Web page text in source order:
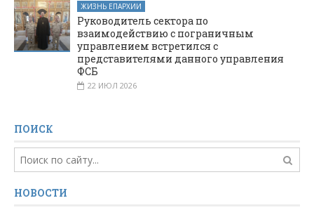
ЖИЗНЬ ЕПАРХИИ
Руководитель сектора по
взаимодействию с пограничным
управлением встретился с
представителями данного управления
ФСБ
22 ИЮЛ 2026
ПОИСК
НОВОСТИ